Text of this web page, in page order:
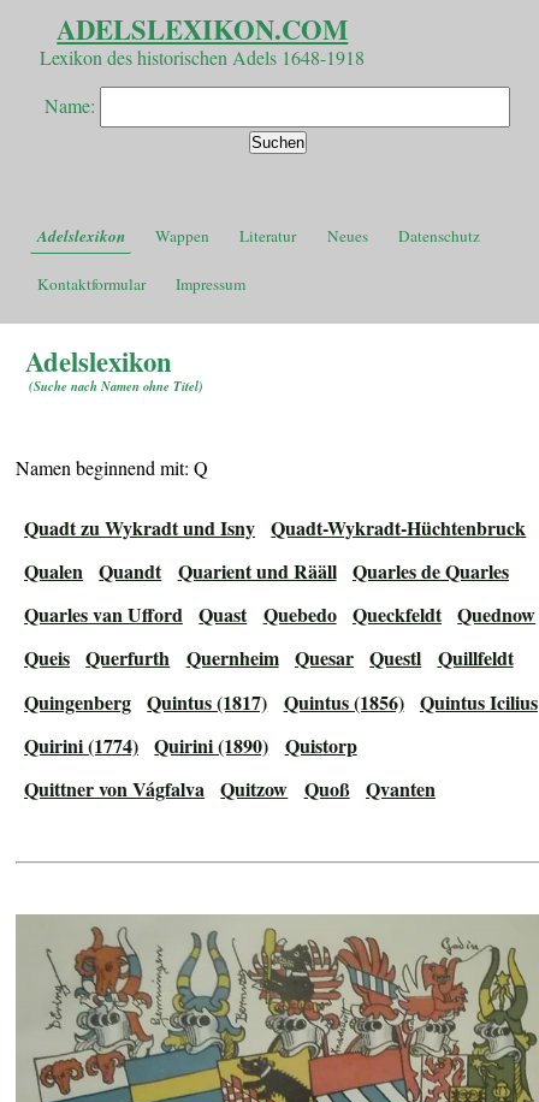
ADELSLEXIKON.COM
Lexikon des historischen Adels 1648-1918
Name:
Adelslexikon Wappen Literatur Neues Datenschutz
Kontaktformular Impressum
Adelslexikon
(Suche nach Namen ohne Titel)
Namen beginnend mit: Q
Quadt zu Wykradt und Isny Quadt-Wykradt-Hüchtenbruck
Qualen Quandt Quarient und Rääll Quarles de Quarles
Quarles van Ufford Quast Quebedo Queckfeldt Quednow
Queis Querfurth Quernheim Quesar Questl
Quillfeldt
Quingenberg Quintus (1817) Quintus (1856) Quintus Icilius
Quirini (1774) Quirini (1890)
Quistorp
Quittner von Vágfalva Quitzow Quoß Qvanten